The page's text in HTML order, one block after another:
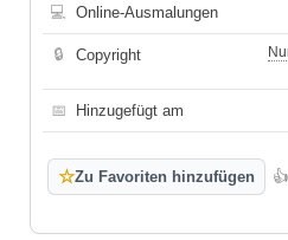
💻 Online-Ausmalungen
🔒 Copyright
📅 Hinzugefügt am
☆Zu Favoriten hinzufügen 👍